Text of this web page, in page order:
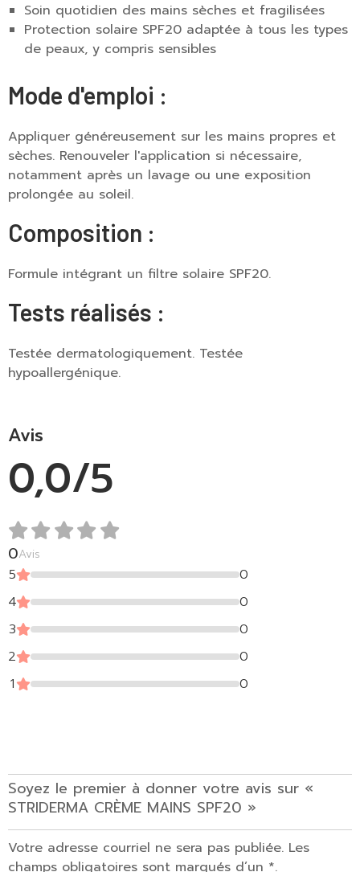
Soin quotidien des mains sèches et fragilisées
Protection solaire SPF20 adaptée à tous les types
de peaux, y compris sensibles
Mode d'emploi :
Appliquer généreusement sur les mains propres et
sèches. Renouveler l'application si nécessaire,
notamment après un lavage ou une exposition
prolongée au soleil.
Composition :
Formule intégrant un filtre solaire SPF20.
Tests réalisés :
Testée dermatologiquement. Testée
hypoallergénique.
Avis
0,0/5
0Avis
5
0
4
0
3
0
2
0
1
0
Soyez le premier à donner votre avis sur «
STRIDERMA CRÈME MAINS SPF20 »
Votre adresse courriel ne sera pas publiée. Les
champs obligatoires sont marqués d’un *.